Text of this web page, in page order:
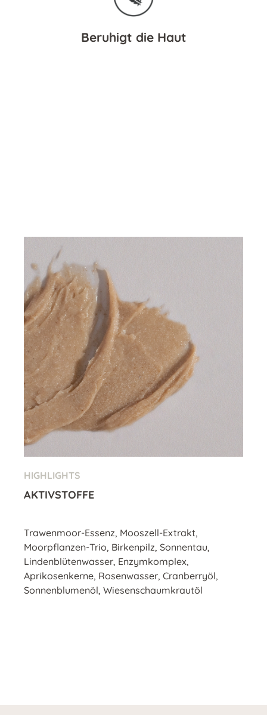
Beruhigt die Haut
HIGHLIGHTS
AKTIVSTOFFE
Trawenmoor-Essenz, Mooszell-Extrakt,
Moorpflanzen-Trio, Birkenpilz, Sonnentau,
Lindenblütenwasser, Enzymkomplex,
Aprikosenkerne, Rosenwasser, Cranberryöl,
Sonnenblumenöl, Wiesenschaumkrautöl